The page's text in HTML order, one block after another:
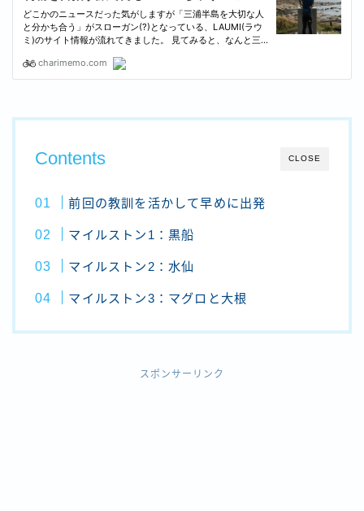
CLOSE
Contents
前回の教訓を活かして早めに出発
マイルストン1：黒船
マイルストン2：水仙
マイルストン3：マグロと大根
スポンサーリンク